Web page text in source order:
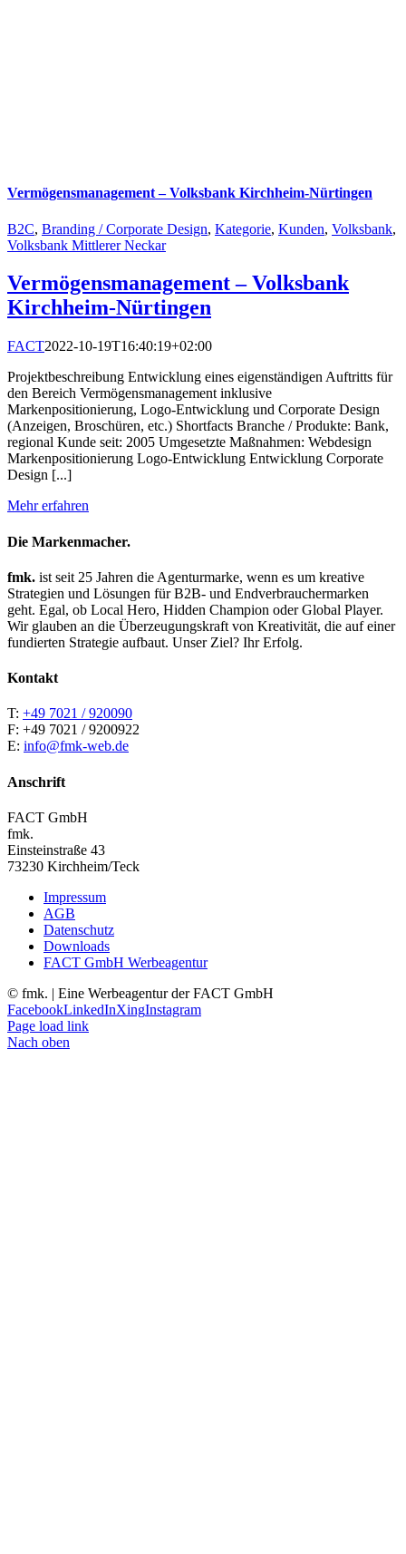
Vermögensmanagement – Volksbank Kirchheim-Nürtingen
B2C, Branding / Corporate Design, Kategorie, Kunden, Volksbank,
Volksbank Mittlerer Neckar
Vermögensmanagement – Volksbank
Kirchheim-Nürtingen
FACT2022-10-19T16:40:19+02:00
Projektbeschreibung Entwicklung eines eigenständigen Auftritts für
den Bereich Vermögensmanagement inklusive
Markenpositionierung, Logo-Entwicklung und Corporate Design
(Anzeigen, Broschüren, etc.) Shortfacts Branche / Produkte: Bank,
regional Kunde seit: 2005 Umgesetzte Maßnahmen: Webdesign
Markenpositionierung Logo-Entwicklung Entwicklung Corporate
Design [...]
Mehr erfahren
Die Markenmacher.
fmk. ist seit 25 Jahren die Agenturmarke, wenn es um kreative
Strategien und Lösungen für B2B- und Endverbrauchermarken
geht. Egal, ob Local Hero, Hidden Champion oder Global Player.
Wir glauben an die Überzeugungskraft von Kreativität, die auf einer
fundierten Strategie aufbaut. Unser Ziel? Ihr Erfolg.
Kontakt
T: +49 7021 / 920090
F: +49 7021 / 9200922
E: info@fmk-web.de
Anschrift
FACT GmbH
fmk.
Einsteinstraße 43
73230 Kirchheim/Teck
Impressum
AGB
Datenschutz
Downloads
FACT GmbH Werbeagentur
© fmk. | Eine Werbeagentur der FACT GmbH
FacebookLinkedInXingInstagram
Page load link
Nach oben